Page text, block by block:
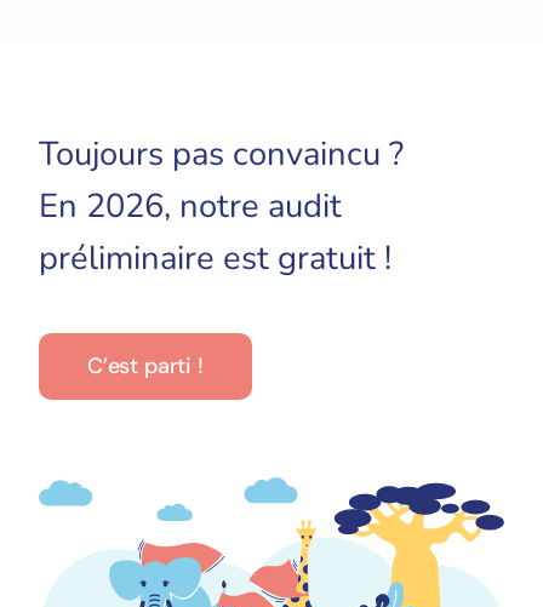
Toujours pas convaincu ?
En 2026, notre audit
préliminaire est gratuit !
C’est parti !